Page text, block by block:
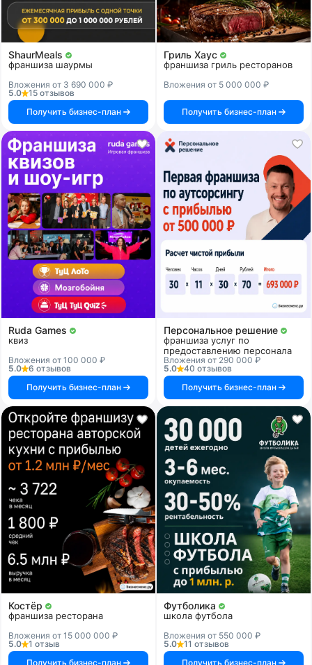
ShaurMeals
франшиза шаурмы
Вложения от 3 690 000 ₽
5.0
15 отзывов
Получить бизнес-план
Гриль Хаус
франшиза гриль ресторанов
Вложения от 5 000 000 ₽
Получить бизнес-план
Ruda Games
квиз
Вложения от 100 000 ₽
5.0
6 отзывов
Получить бизнес-план
Персональное решение
франшиза услуг по
предоставлению персонала
Вложения от 290 000 ₽
5.0
40 отзывов
Получить бизнес-план
Костёр
франшиза ресторана
Вложения от 15 000 000 ₽
5.0
1 отзыв
Получить бизнес-план
Футболика
школа футбола
Вложения от 550 000 ₽
5.0
11 отзывов
Получить бизнес-план